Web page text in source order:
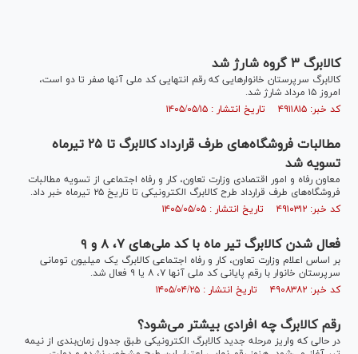
کالابرگ ۳ گروه شارژ شد
کالابرگ سرپرستان خانوار‌هایی که رقم انتهایی کد ملی آنها صفر تا دو است،
امروز ۱۵ مرداد شارژ شد.
کد خبر: ۴۹۱۱۸۱۵ تاریخ انتشار : ۱۴۰۵/۰۵/۱۵
مطالبات فروشگاه‌های طرف قرارداد کالابرگ تا ۲۵ تیرماه
تسویه شد
معاون رفاه و امور اقتصادی وزارت تعاون، کار و رفاه اجتماعی از تسویه مطالبات
فروشگاه‌های طرف قرارداد طرح کالابرگ الکترونیکی تا تاریخ ۲۵ تیرماه خبر داد.
کد خبر: ۴۹۱۰۳۱۲ تاریخ انتشار : ۱۴۰۵/۰۵/۰۵
فعال شدن کالابرگ تیر ماه با کد ملی‌های ۷، ۸ و ۹
بر اساس اعلام وزارت تعاون، کار و رفاه اجتماعی کالابرگ یک میلیون تومانی
سرپرستان خانوار با رقم پایانی کد ملی آنها ۷، ۸ یا ۹ فعال شد.
کد خبر: ۴۹۰۸۳۸۲ تاریخ انتشار : ۱۴۰۵/۰۴/۲۵
رقم کالابرگ چه افرادی بیشتر می‌شود؟
در حالی که واریز مرحله جدید کالابرگ الکترونیکی طبق جدول زمان‌بندی از نیمه